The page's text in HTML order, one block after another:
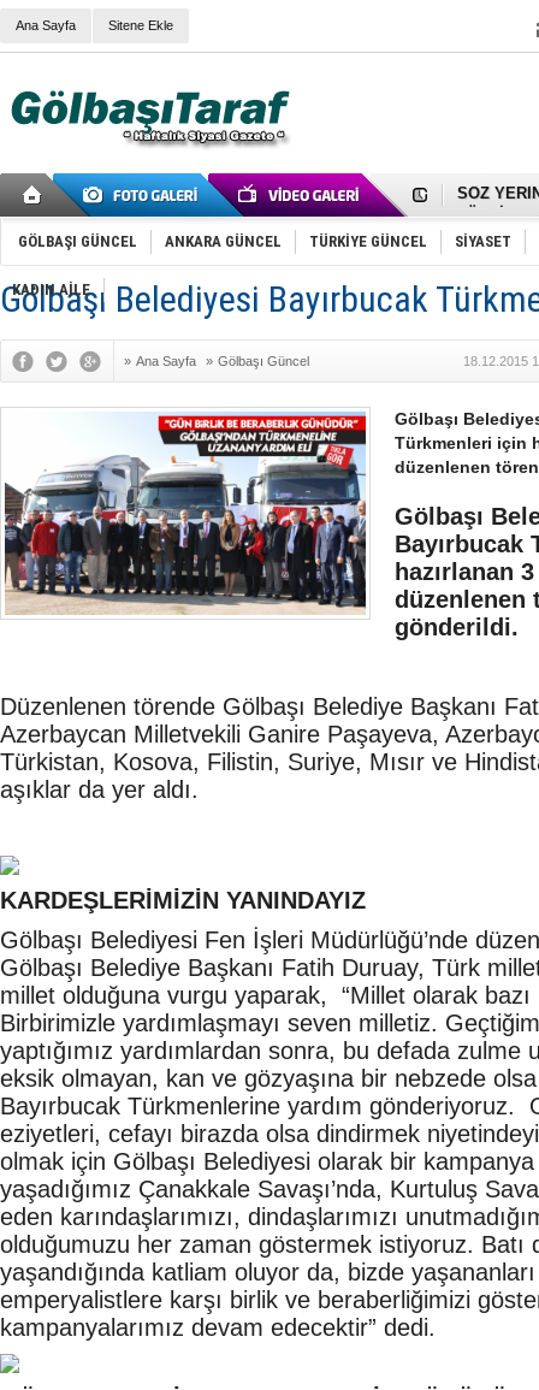
Ana Sayfa Sitene Ekle
RIZA
TÜRKİYE
SPOR
Mikail
RECEP
Gölbaşı
GÖLBAŞI GÜNCEL ANKARA GÜNCEL TÜRKİYE GÜNCEL SİYASET
KADIN AİLE
Gölbaşı Belediyesi Bayırbucak
» Ana Sayfa » Gölbaşı Güncel 18.12.2015
Gölbaşı
Türkmenleri için
düzenlenen
Gölbaşı
Bayırbucak
hazırlanan
düzenlenen
gönderildi.
Düzenlenen törende Gölbaşı Belediye Başkanı
Azerbaycan Milletvekili Ganire Paşayeva,
Türkistan, Kosova, Filistin, Suriye, Mısır ve
aşıklar da yer aldı.
KARDEŞLERİMİZİN YANINDAYIZ
Gölbaşı Belediyesi Fen İşleri Müdürlüğü’nde
Gölbaşı Belediye Başkanı Fatih Duruay, Türk
millet olduğuna vurgu yaparak, “Millet olarak
Birbirimizle yardımlaşmayı seven milletiz.
yaptığımız yardımlardan sonra, bu defada zulme
eksik olmayan, kan ve gözyaşına bir nebzede
Bayırbucak Türkmenlerine yardım gönderiyoruz.
eziyetleri, cefayı birazda olsa dindirmek
olmak için Gölbaşı Belediyesi olarak bir
yaşadığımız Çanakkale Savaşı’nda, Kurtuluş
eden karındaşlarımızı, dindaşlarımızı
olduğumuzu her zaman göstermek istiyoruz. Batı
yaşandığında katliam oluyor da, bizde
emperyalistlere karşı birlik ve beraberliğimizi
kampanyalarımız devam edecektir” dedi.